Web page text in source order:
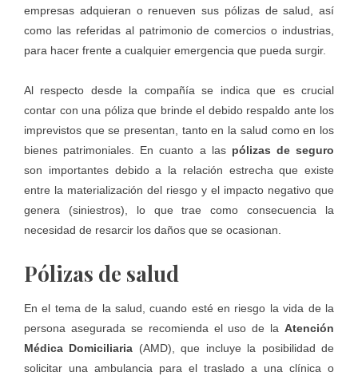
empresas adquieran o renueven sus pólizas de salud, así
como las referidas al patrimonio de comercios o industrias,
para hacer frente a cualquier emergencia que pueda surgir.
Al respecto desde la compañía se indica que es crucial
contar con una póliza que brinde el debido respaldo ante los
imprevistos que se presentan, tanto en la salud como en los
bienes patrimoniales. En cuanto a las pólizas de seguro
son importantes debido a la relación estrecha que existe
entre la materialización del riesgo y el impacto negativo que
genera (siniestros), lo que trae como consecuencia la
necesidad de resarcir los daños que se ocasionan.
Pólizas de salud
En el tema de la salud, cuando esté en riesgo la vida de la
persona asegurada se recomienda el uso de la Atención
Médica Domiciliaria (AMD), que incluye la posibilidad de
solicitar una ambulancia para el traslado a una clínica o